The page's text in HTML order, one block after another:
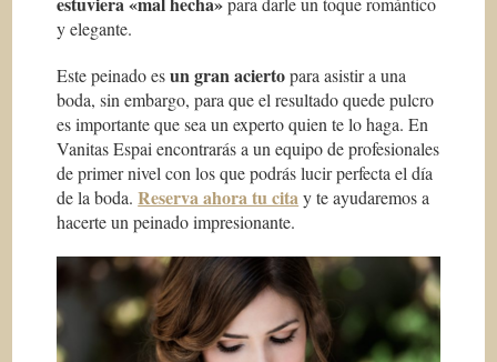
y elegante.
Este peinado esun gran aciertopara asistir a una
boda, sin embargo, para que el resultado quede pulcro
es importante que sea un experto quien te lo haga. En
Vanitas Espai encontrarás a un equipo de profesionales
de primer nivel con los que podrás lucir perfecta el día
de la boda.Reserva ahora tu citay te ayudaremos a
hacerte un peinado impresionante.